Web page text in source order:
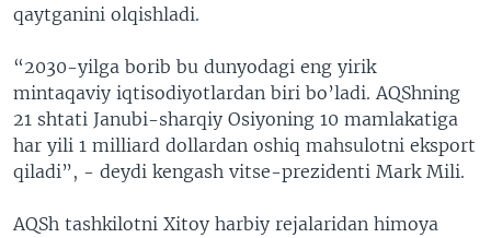
qaytganini olqishladi.
“2030-yilga borib bu dunyodagi eng yirik
mintaqaviy iqtisodiyotlardan biri bo’ladi. AQShning
21 shtati Janubi-sharqiy Osiyoning 10 mamlakatiga
har yili 1 milliard dollardan oshiq mahsulotni eksport
qiladi”, - deydi kengash vitse-prezidenti Mark Mili.
AQSh tashkilotni Xitoy harbiy rejalaridan himoya